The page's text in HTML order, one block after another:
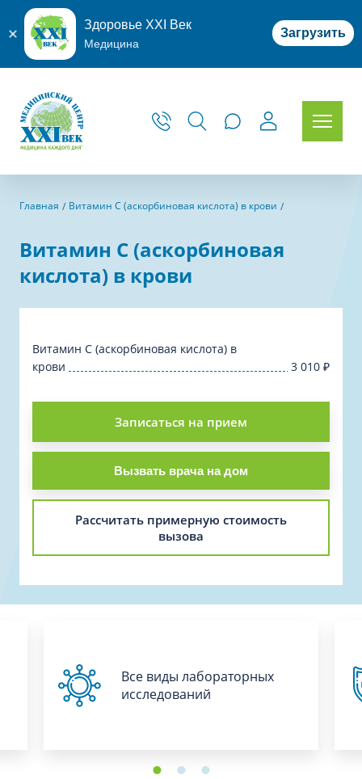
Здоровье XXI Век
Медицина
Загрузить
Главная Витамин C (аскорбиновая кислота) в крови
Витамин C (аскорбиновая
кислота) в крови
Витамин C (аскорбиновая кислота) в
крови
3 010 ₽
Записаться на прием
Вызвать врача на дом
Рассчитать примерную стоимость
вызова
Все виды лабораторных
исследований